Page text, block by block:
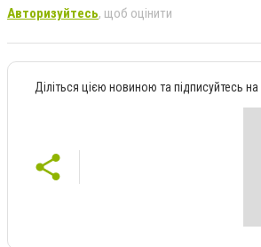
Авторизуйтесь, щоб оцінити
Діліться цією новиною та підписуйтесь